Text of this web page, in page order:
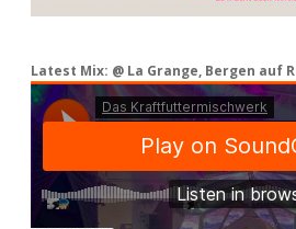
Latest Mix: @ La Grange, Bergen auf